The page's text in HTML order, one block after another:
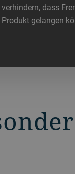
verhindern, dass
Produkt gelangen